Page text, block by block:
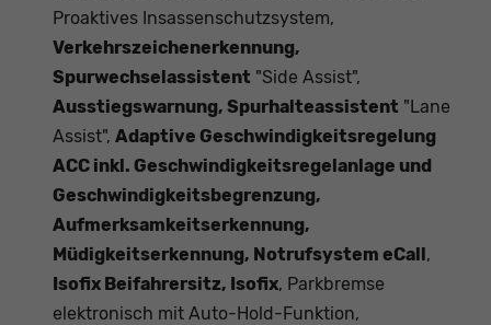
Proaktives Insassenschutzsystem,
Verkehrszeichenerkennung,
Spurwechselassistent "Side Assist",
Ausstiegswarnung, Spurhalteassistent "Lane
Assist", Adaptive Geschwindigkeitsregelung
ACC inkl. Geschwindigkeitsregelanlage und
Geschwindigkeitsbegrenzung,
Aufmerksamkeitserkennung,
Müdigkeitserkennung, Notrufsystem eCall,
Isofix Beifahrersitz, Isofix, Parkbremse
elektronisch mit Auto-Hold-Funktion,